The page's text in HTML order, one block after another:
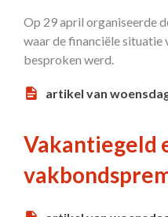
Op 29 april organiseerde
waar de financiële situatie
besproken werd.
artikel van
Vakantiegeld